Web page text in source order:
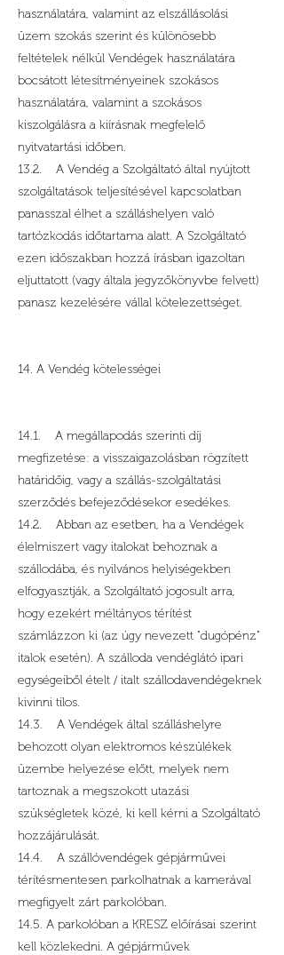
használatára, valamint az elszállásolási
üzem szokás szerint és különösebb
feltételek nélkül Vendégek használatára
bocsátott létesítményeinek szokásos
használatára, valamint a szokásos
kiszolgálásra a kiírásnak megfelelő
nyitvatartási időben.
13.2. A Vendég a Szolgáltató által nyújtott
szolgáltatások teljesítésével kapcsolatban
panasszal élhet a szálláshelyen való
tartózkodás időtartama alatt. A Szolgáltató
ezen időszakban hozzá írásban igazoltan
eljuttatott (vagy általa jegyzőkönyvbe felvett)
panasz kezelésére vállal kötelezettséget.
14. A Vendég kötelességei
14.1. A megállapodás szerinti díj
megfizetése: a visszaigazolásban rögzített
határidőig, vagy a szállás-szolgáltatási
szerződés befejeződésekor esedékes.
14.2. Abban az esetben, ha a Vendégek
élelmiszert vagy italokat behoznak a
szállodába, és nyilvános helyiségekben
elfogyasztják, a Szolgáltató jogosult arra,
hogy ezekért méltányos térítést
számlázzon ki (az úgy nevezett "dugópénz"
italok esetén). A szálloda vendéglátó ipari
egységeiből ételt / italt szállodavendégeknek
kivinni tilos.
14.3. A Vendégek által szálláshelyre
behozott olyan elektromos készülékek
üzembe helyezése előtt, melyek nem
tartoznak a megszokott utazási
szükségletek közé, ki kell kérni a Szolgáltató
hozzájárulását.
14.4. A szállóvendégek gépjárművei
térítésmentesen parkolhatnak a kamerával
megfigyelt zárt parkolóban.
14.5. A parkolóban a KRESZ előírásai szerint
kell közlekedni. A gépjárművek